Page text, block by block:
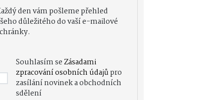
den vám pošleme přehled
důležitého do vaší e-mailové
Souhlasím seZásadami
zpracování osobních údajůpro
zasílání novinek a obchodních
sdělení